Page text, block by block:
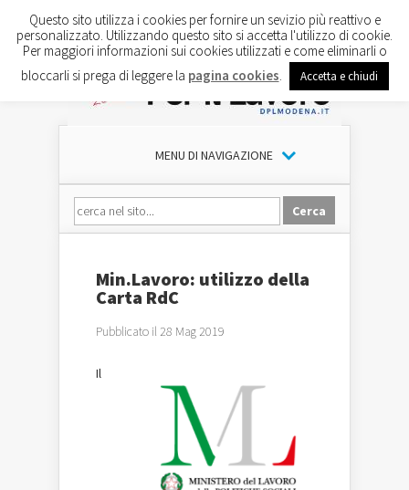
MENU DI NAVIGAZIONE
Min.Lavoro: utilizzo della
Carta RdC
Pubblicato il 28 Mag 2019
Il
Questo sito utilizza i cookies per fornire un sevizio più reattivo e
personalizzato. Utilizzando questo sito si accetta l'utilizzo di cookie.
Per maggiori informazioni sui cookies utilizzati e come eliminarli o
bloccarli si prega di leggere la pagina cookies Accetta e chiudi